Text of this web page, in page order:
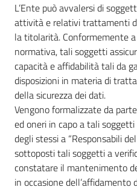
L’Ente può avvalersi di
attività e relativi trattamenti
la titolarità. Conformemente
normativa, tali soggetti
capacità e affidabilità tali da
disposizioni in materia di
della sicurezza dei dati.
Vengono formalizzate da
ed oneri in capo a tali
degli stessi a “Responsabili
sottoposti tali soggetti a
constatare il mantenimento
in occasione dell’affidamento